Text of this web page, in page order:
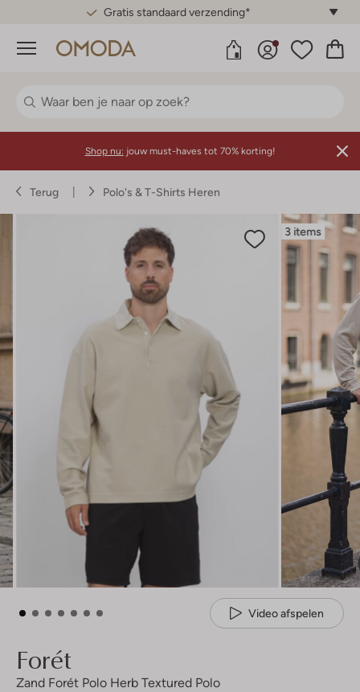
Gratis standaard verzending*
Menu
Shop nu: jouw must-haves tot 70% korting!
Terug Polo's & T-Shirts Heren
3 items
Video afspelen
Forét
Zand Forét Polo Herb Textured Polo